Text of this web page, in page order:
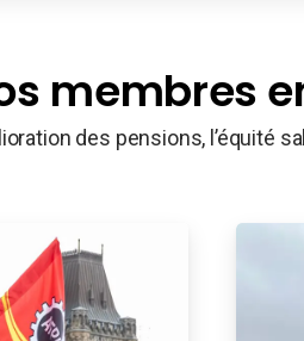
membres
des pensions, l’équité